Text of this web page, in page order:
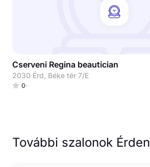
Cserveni Regina beautician
2030 Érd, Béke tér 7/E
0
További szalonok Érden